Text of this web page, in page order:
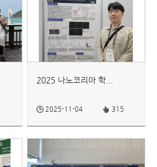
2025 나노코리아 학...
2025-11-04 315